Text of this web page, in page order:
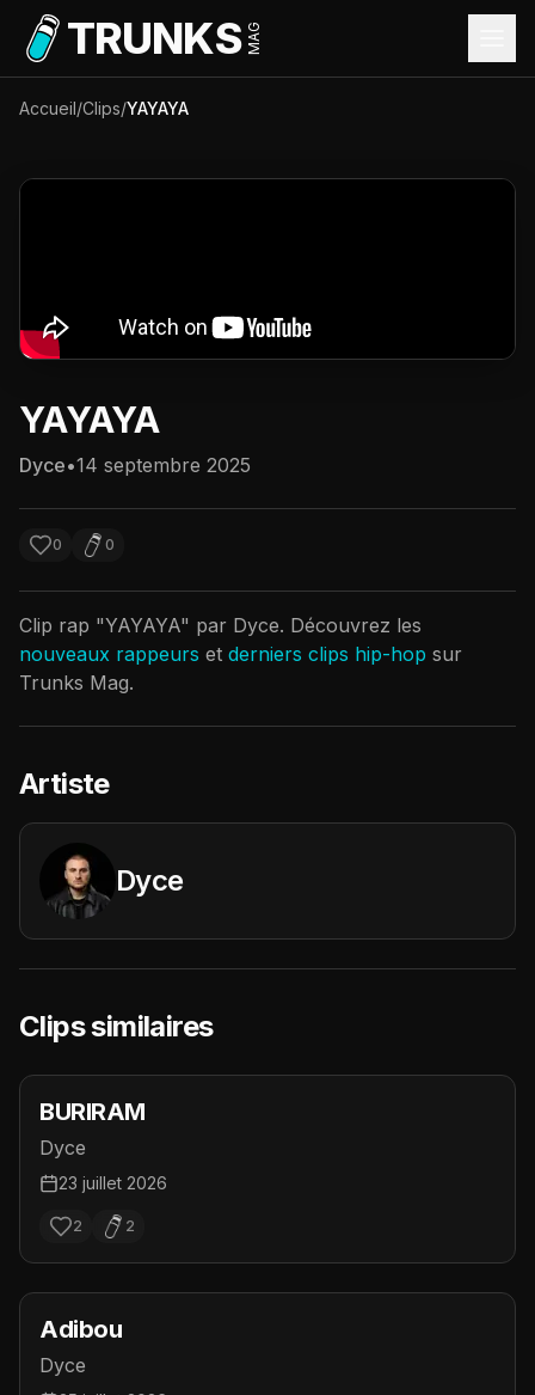
Aller au contenu principal
TRUNKSMAG
Accueil/Clips/YAYAYA
YAYAYA
Dyce•14 septembre 2025
0 0
Clip rap "YAYAYA" par Dyce. Découvrez les
nouveaux rappeurs et derniers clips hip-hop sur
Trunks Mag.
Artiste
Dyce
Clips similaires
BURIRAM
Dyce
23 juillet 2026
2 2
Adibou
Dyce